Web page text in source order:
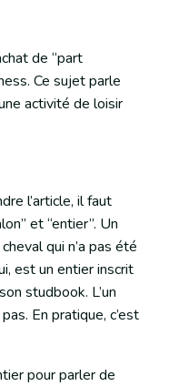
de “part
Ce sujet parle
activité de loisir
l’article, il faut
et “entier”. Un
qui n’a pas été
est un entier inscrit
studbook. L’un
En pratique, c’est
pour parler de